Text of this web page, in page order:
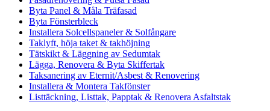
Byta Panel & Måla Träfasad
Byta Fönsterbleck
Installera Solcellspaneler & Solfångare
Taklyft, höja taket & takhöjning
Tätskikt & Läggning av Sedumtak
Lägga, Renovera & Byta Skiffertak
Taksanering av Eternit/Asbest & Renovering
Installera & Montera Takfönster
Listtäckning, Listtak, Papptak & Renovera Asfaltstak